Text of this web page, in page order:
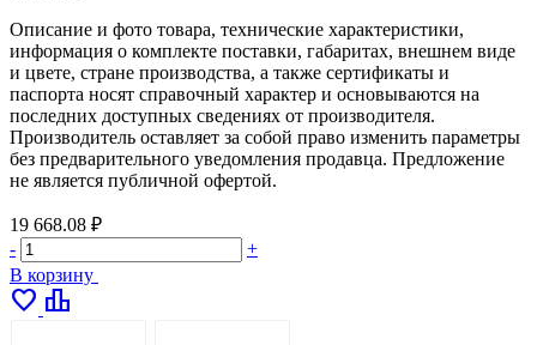
Описание и фото товара, технические характеристики,
информация о комплекте поставки, габаритах, внешнем виде
и цвете, стране производства, а также сертификаты и
паспорта носят справочный характер и основываются на
последних доступных сведениях от производителя.
Производитель оставляет за собой право изменить параметры
без предварительного уведомления продавца. Предложение
не является публичной офертой.
19 668.08 ₽
-
+
В корзину
favorite leaderboard